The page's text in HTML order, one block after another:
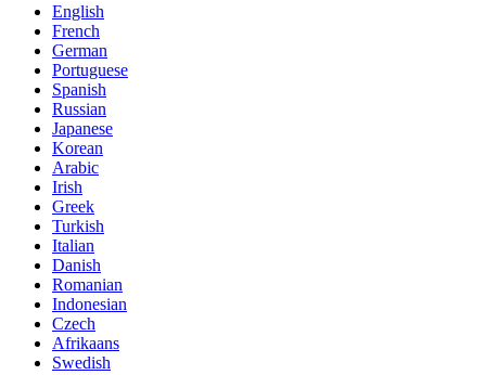
English
French
German
Portuguese
Spanish
Russian
Japanese
Korean
Arabic
Irish
Greek
Turkish
Italian
Danish
Romanian
Indonesian
Czech
Afrikaans
Swedish